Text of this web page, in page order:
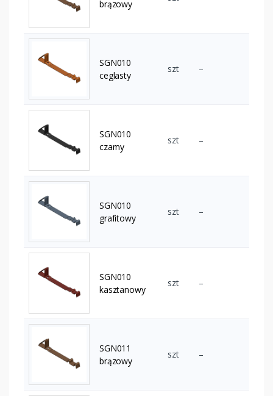
brązowy
SGN010
ceglasty
szt –
SGN010
czarny
szt –
SGN010
grafitowy
szt –
SGN010
kasztanowy
szt –
SGN011
brązowy
szt –